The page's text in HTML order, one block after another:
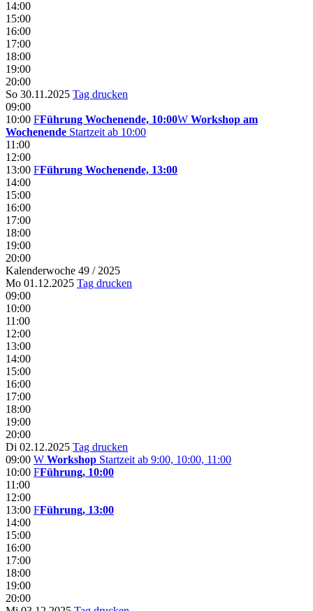
14:00
15:00
16:00
17:00
18:00
19:00
20:00
So 30.11.2025 Tag drucken
09:00
10:00 FFührung Wochenende, 10:00W Workshop am
Wochenende Startzeit ab 10:00
11:00
12:00
13:00 FFührung Wochenende, 13:00
14:00
15:00
16:00
17:00
18:00
19:00
20:00
Kalenderwoche 49 / 2025
Mo 01.12.2025 Tag drucken
09:00
10:00
11:00
12:00
13:00
14:00
15:00
16:00
17:00
18:00
19:00
20:00
Di 02.12.2025 Tag drucken
09:00 W Workshop Startzeit ab 9:00, 10:00, 11:00
10:00 FFührung, 10:00
11:00
12:00
13:00 FFührung, 13:00
14:00
15:00
16:00
17:00
18:00
19:00
20:00